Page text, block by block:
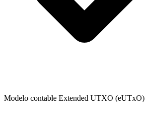
Modelo contable Extended UTXO (eUTxO)